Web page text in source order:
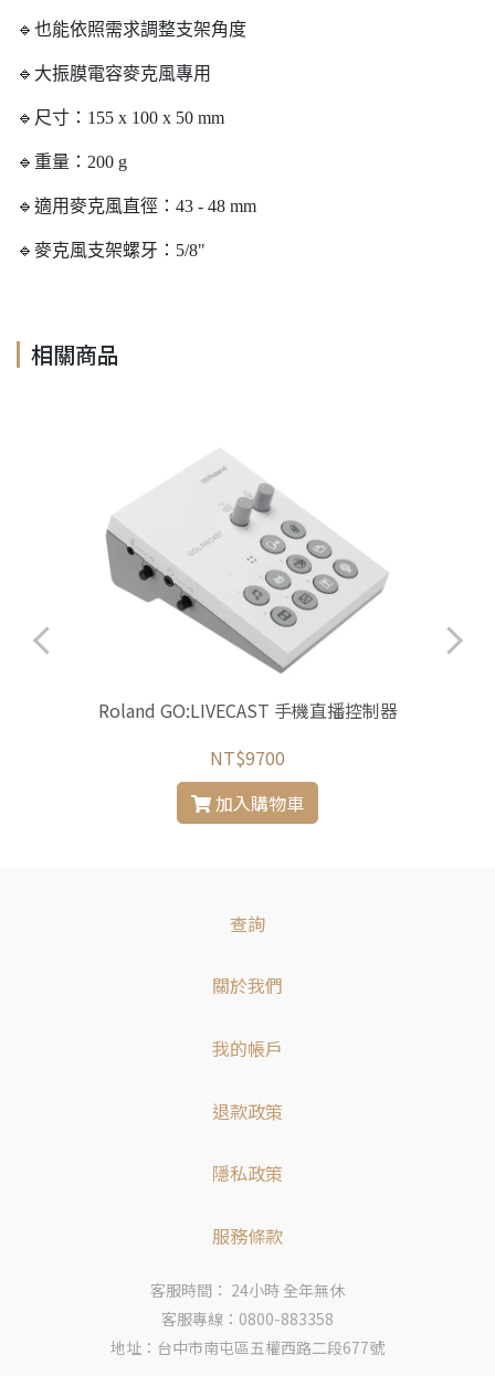
🔹也能依照需求調整支架角度
🔹大振膜電容麥克風專用
🔹尺寸：155 x 100 x 50 mm
🔹重量：200 g
🔹適用麥克風直徑：43 - 48 mm
🔹麥克風支架螺牙：5/8"
相關商品
Roland GO:LIVECAST 手機直播控制器
NT$9700
加入購物車
查詢
關於我們
我的帳戶
退款政策
隱私政策
服務條款
客服時間： 24小時 全年無休
客服專線：0800-883358
地址：台中市南屯區五權西路二段677號